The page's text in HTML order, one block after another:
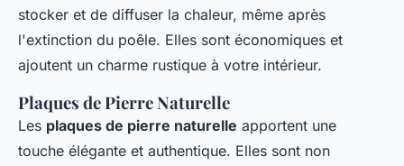
stocker et de diffuser la chaleur, même après
l'extinction du poêle. Elles sont économiques et
ajoutent un charme rustique à votre intérieur.
Plaques de Pierre Naturelle
Les plaques de pierre naturelle apportent une
touche élégante et authentique. Elles sont non